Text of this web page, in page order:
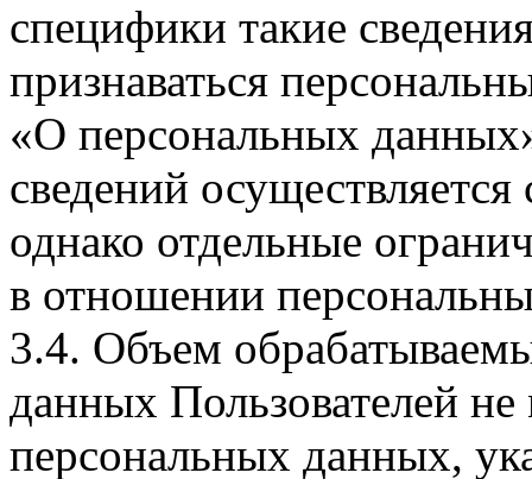
специфики такие
признаваться
«О персональных
сведений
однако отдельные
в отношении
3.4. Объем
данных Пользователей
персональных данных,